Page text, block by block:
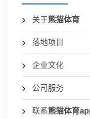
关于熊猫体育
落地项目
企业文化
公司服务
联系熊猫体育